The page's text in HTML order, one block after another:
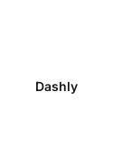
Dashly